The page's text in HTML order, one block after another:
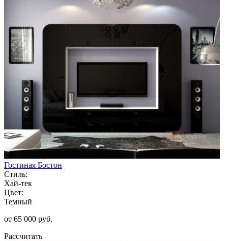
Гостиная Бостон
Стиль:
Хай-тек
Цвет:
Темный
от 65 000 руб.
Рассчитать